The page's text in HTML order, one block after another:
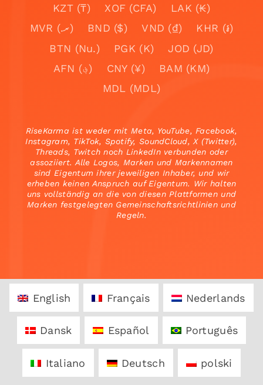
KZT (₸)
XOF (CFA)
LAK (₭)
MVR (.ރ)
BND ($) VND (₫)
KHR (៛)
BTN (Nu.)
PGK (K)
JOD (JD)
AFN (؋)
CNY (¥)
BAM (KM)
MDL (MDL)
RiseKarma ist weder mit Meta, YouTube, Facebook,
Instagram, TikTok, Spotify, SoundCloud, X (Twitter),
Threads, Twitch noch LinkedIn verbunden oder
assoziiert. Alle Logos, Marken und Markennamen
sind Eigentum ihrer jeweiligen Inhaber, und wir
erheben keinen Anspruch auf Eigentum. Wir halten
uns vollständig an die von diesen Plattformen und
Marken festgelegten Gemeinschaftsrichtlinien und
Regeln.
English Français Nederlands
Dansk Español Português
Italiano Deutsch polski